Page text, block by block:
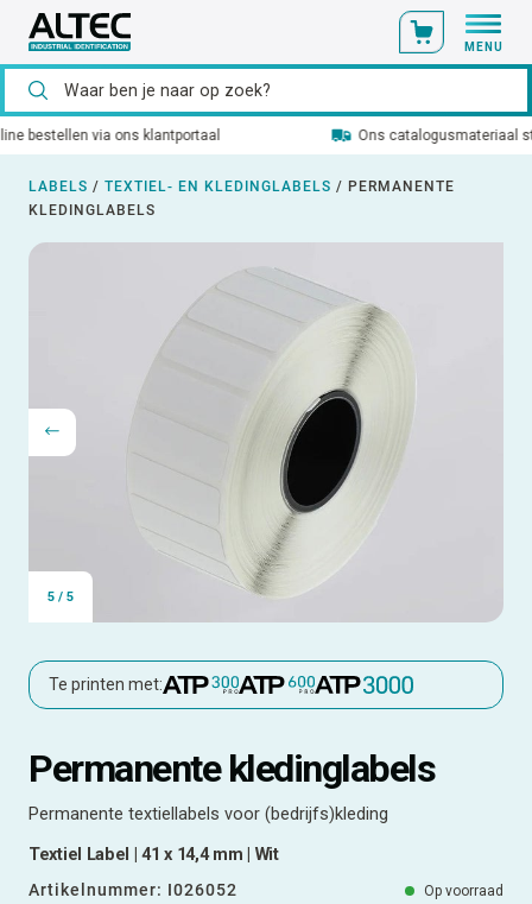
MENU
Ons catalogusmateriaal standaard uit voorraad leverbaar
LABELS / TEXTIEL- EN KLEDINGLABELS / PERMANENTE
KLEDINGLABELS
5 / 5
Te printen met:
Permanente kledinglabels
Permanente textiellabels voor (bedrijfs)kleding
Textiel Label | 41 x 14,4 mm | Wit
Artikelnummer: I026052 Op voorraad